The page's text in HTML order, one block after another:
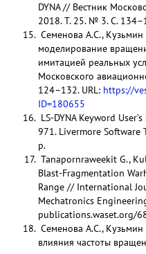
DYNA // Вестник
2018. Т. 25. № 3. С.
Семенова А.С.,
моделирование
имитацией реальных
Московского
124–132. URL: https://
ID=180655
LS-DYNA Keyword
971. Livermore Software
p.
Tanapornraweekit G.,
Blast-Fragmentation
Range // International
Mechatronics
publications.waset.org/
Семенова А.С.,
влияния частоты